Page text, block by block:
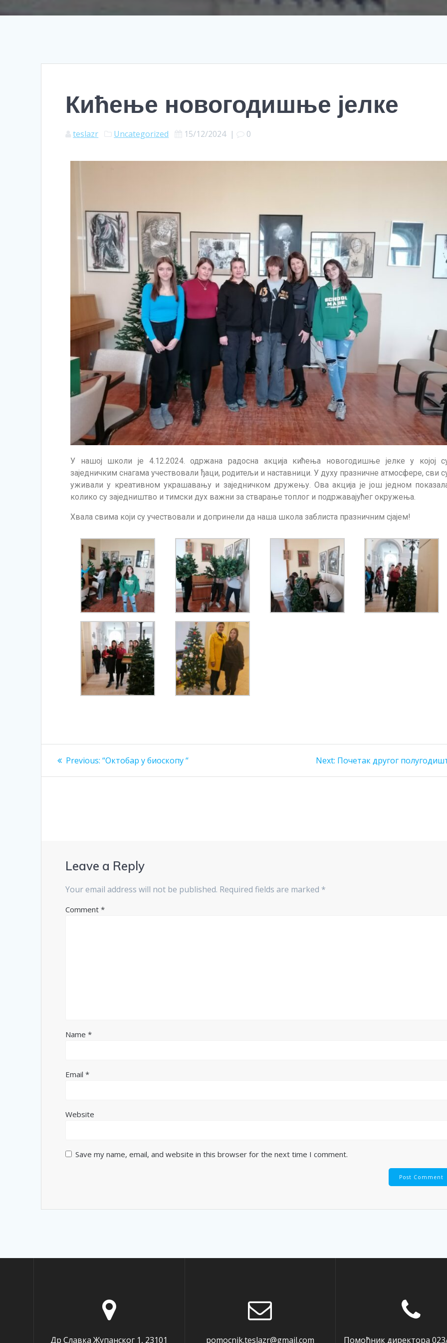
Кићење новогодишње јелке
teslazr Uncategorized 15/12/2024| 0
У нашој школи је 4.12.2024. одржана радосна акција кићења новогодишње јелке у којој
заједничким снагама учествовали ђаци, родитељи и наставници. У духу празничне атмосфере, сви
уживали у креативном украшавању и заједничком дружењу. Ова акција је још једном
колико су заједништво и тимски дух важни за стварање топлог и подржавајућег окружења.
Хвала свима који су учествовали и допринели да наша школа заблиста празничним сјајем!
Previous: “Октобар у биоскопу “ Next: Почетак другог
Leave a Reply
Your email address will not be published. Required fields are marked *
Comment*
Name*
Email*
Website
Save my name, email, and website in this browser for the next time I comment.
Др Славка Жупанског 1, 23101 pomocnik.teslazr@gmail.com Помоћник директора